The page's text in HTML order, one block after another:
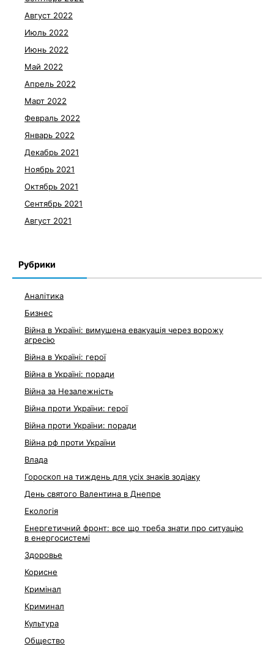
Август 2022
Июль 2022
Июнь 2022
Май 2022
Апрель 2022
Март 2022
Февраль 2022
Январь 2022
Декабрь 2021
Ноябрь 2021
Октябрь 2021
Сентябрь 2021
Август 2021
Рубрики
Аналітика
Бизнес
Війна в Україні: вимушена евакуація через ворожу
агресію
Війна в Україні: герої
Війна в Україні: поради
Війна за Незалежність
Війна проти України: герої
Війна проти України: поради
Війна рф проти України
Влада
Гороскоп на тиждень для усіх знаків зодіаку
День святого Валентина в Днепре
Екологія
Енергетичний фронт: все що треба знати про ситуацію
в енергосистемі
Здоровье
Корисне
Кримінал
Криминал
Культура
Общество